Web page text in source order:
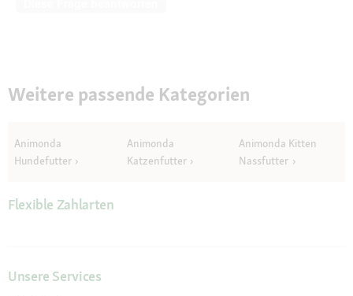
Weitere passende Kategorien
Animonda
Hundefutter
Animonda
Katzenfutter
Animonda Kitten
Nassfutter
Flexible Zahlarten
Unsere Services